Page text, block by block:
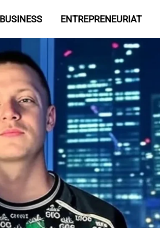
BUSINESS ENTREPRENEURIAT